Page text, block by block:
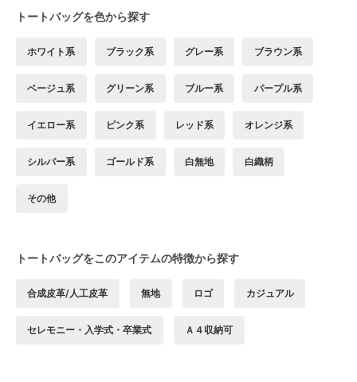
トートバッグを色から探す
ホワイト系 ブラック系 グレー系 ブラウン系
ベージュ系 グリーン系 ブルー系 パープル系
イエロー系 ピンク系 レッド系 オレンジ系
シルバー系 ゴールド系 白無地 白織柄
その他
トートバッグをこのアイテムの特徴から探す
合成皮革/人工皮革 無地 ロゴ カジュアル
セレモニー・入学式・卒業式 Ａ４収納可